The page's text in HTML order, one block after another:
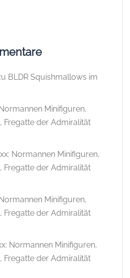
BLDR Squishmallows im
Minifiguren,
Fregatte der Admiralität
Normannen Minifiguren,
Fregatte der Admiralität
Minifiguren,
Fregatte der Admiralität
Normannen Minifiguren,
Fregatte der Admiralität